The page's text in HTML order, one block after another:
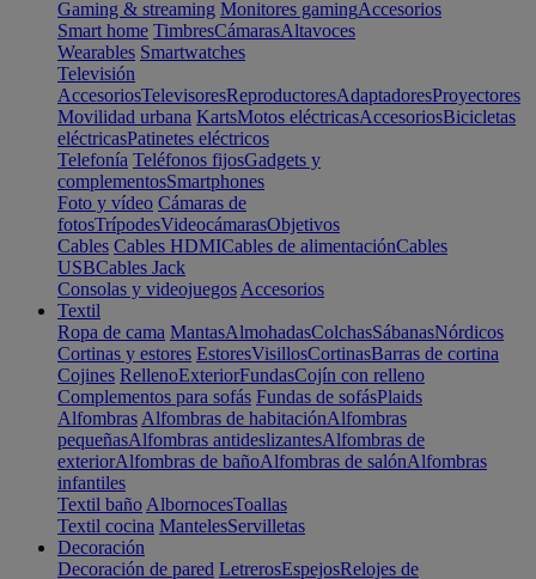
Gaming & streaming Monitores gamingAccesorios
Smart home TimbresCámarasAltavoces
Wearables Smartwatches
Televisión
AccesoriosTelevisoresReproductoresAdaptadoresProyectores
Movilidad urbana KartsMotos eléctricasAccesoriosBicicletas
eléctricasPatinetes eléctricos
Telefonía Teléfonos fijosGadgets y
complementosSmartphones
Foto y vídeo Cámaras de
fotosTrípodesVideocámarasObjetivos
Cables Cables HDMICables de alimentaciónCables
USBCables Jack
Consolas y videojuegos Accesorios
Textil
Ropa de cama MantasAlmohadasColchasSábanasNórdicos
Cortinas y estores EstoresVisillosCortinasBarras de cortina
Cojines RellenoExteriorFundasCojín con relleno
Complementos para sofás Fundas de sofásPlaids
Alfombras Alfombras de habitaciónAlfombras
pequeñasAlfombras antideslizantesAlfombras de
exteriorAlfombras de bañoAlfombras de salónAlfombras
infantiles
Textil baño AlbornocesToallas
Textil cocina MantelesServilletas
Decoración
Decoración de pared LetrerosEspejosRelojes de